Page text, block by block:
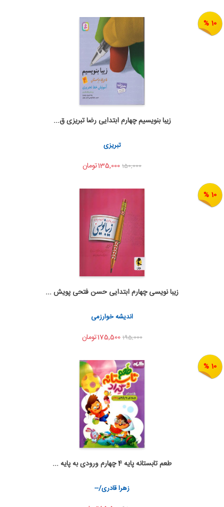
10 %
اضافه به سبد خرید
اشتراک گذاری
زیبا بنویسیم چهارم ابتدایی رضا تبریزی ق...
تبریزی
150,000
10 %
اضافه به سبد خرید
اشتراک گذاری
زیبا نویسی چهارم ابتدایی حسن فتحی پویش ...
اندیشه خوارزمی
195,000175,500تومان
10 %
اضافه به سبد خرید
اشتراک گذاری
طعم تابستانه پایه 4 چهارم ورودی به پایه ...
زهرا قادری/--